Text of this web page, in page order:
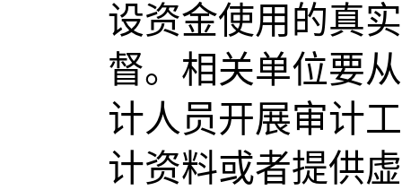
设资金使用的真
督。相关单位要
计人员开展审计
计资料或者提供